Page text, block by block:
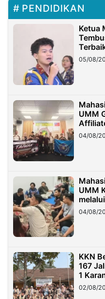
PENDIDIKAN
Ketua
05/08/
UMM
04/08/
UMM
di
04/08/
KKN
167
1
02/08/